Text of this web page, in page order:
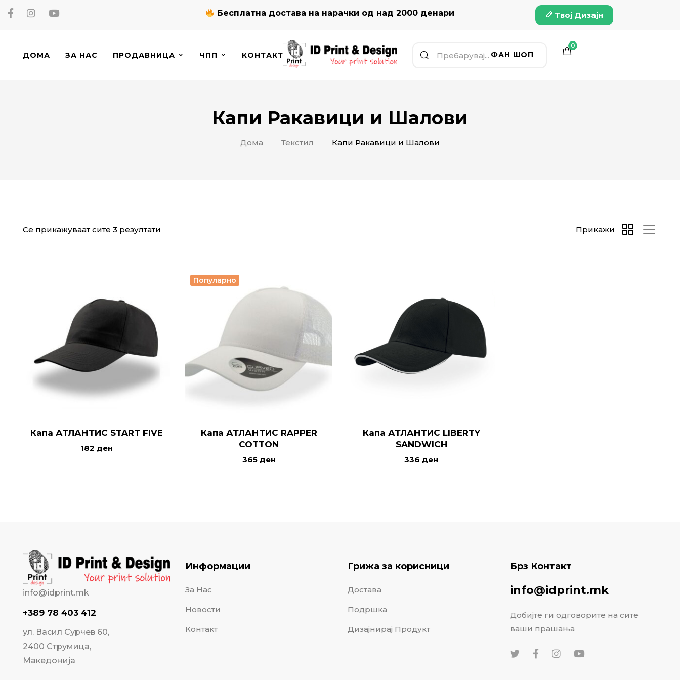
Бесплатна достава на нарачки од над 2000 денари Твој Дизајн
ДОМА ЗА НАС ПРОДАВНИЦА ЧПП КОНТАКТ ФАН ШОП
0
Капи Ракавици и Шалови
Дома Текстил Капи Ракавици и Шалови
Се прикажуваат сите 3 резултати Прикажи
Капа АТЛАНТИС START FIVE
182 ден
Популарно
Капа АТЛАНТИС RAPPER
COTTON
365 ден
Капа АТЛАНТИС LIBERTY
SANDWICH
336 ден
info@idprint.mk
+389 78 403 412
ул. Васил Сурчев 60,
2400 Струмица,
Македонија
Информации
За Нас
Новости
Контакт
Грижа за корисници
Достава
Подршка
Дизајнирај Продукт
Брз Контакт
info@idprint.mk
Добијте ги одговорите на сите
ваши прашања